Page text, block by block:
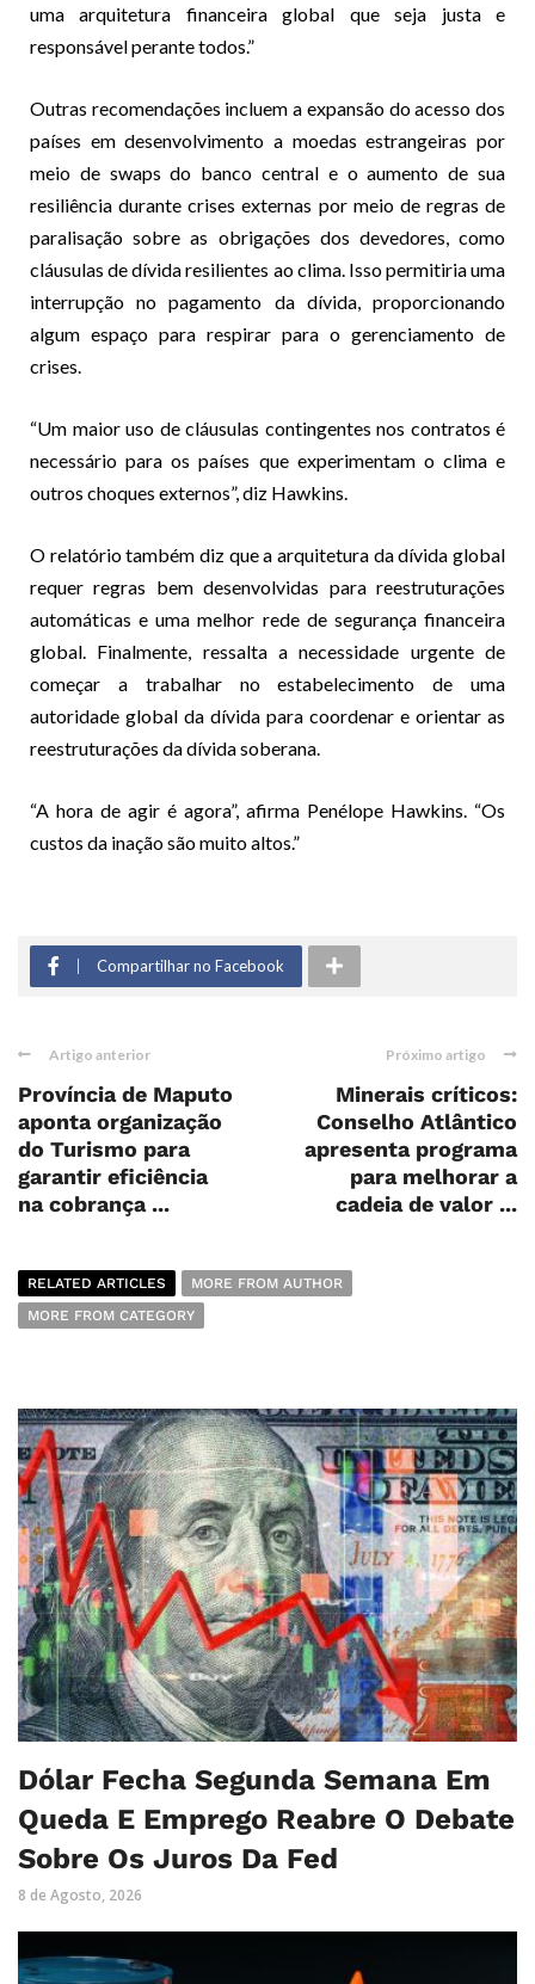
uma arquitetura financeira global que seja justa e
responsável perante todos.”
Outras recomendações incluem a expansão do acesso dos
países em desenvolvimento a moedas estrangeiras por
meio de swaps do banco central e o aumento de sua
resiliência durante crises externas por meio de regras de
paralisação sobre as obrigações dos devedores, como
cláusulas de dívida resilientes ao clima. Isso permitiria uma
interrupção no pagamento da dívida, proporcionando
algum espaço para respirar para o gerenciamento de
crises.
“Um maior uso de cláusulas contingentes nos contratos é
necessário para os países que experimentam o clima e
outros choques externos”, diz Hawkins.
O relatório também diz que a arquitetura da dívida global
requer regras bem desenvolvidas para reestruturações
automáticas e uma melhor rede de segurança financeira
global. Finalmente, ressalta a necessidade urgente de
começar a trabalhar no estabelecimento de uma
autoridade global da dívida para coordenar e orientar as
reestruturações da dívida soberana.
“A hora de agir é agora”, afirma Penélope Hawkins. “Os
custos da inação são muito altos.”
Compartilhar no Facebook
Artigo anterior
Província de Maputo
aponta organização
do Turismo para
garantir eficiência
na cobrança ...
Próximo artigo
Minerais críticos:
Conselho Atlântico
apresenta programa
para melhorar a
cadeia de valor ...
RELATED ARTICLES
MORE FROM AUTHOR
MORE FROM CATEGORY
Dólar Fecha Segunda Semana Em
Queda E Emprego Reabre O Debate
Sobre Os Juros Da Fed
8 de Agosto, 2026